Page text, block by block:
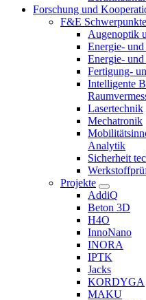
Forschung und
F&E
Augenoptik
Energie-
Energie-
Fertigung-
Intelligente
Lasertechnik
Mechatronik
Analytik
Sicherheit
Projekte
AddiQ
Beton 3D
H4O
InnoNano
INORA
IPTK
Jacks
KORDYGA
MAKU